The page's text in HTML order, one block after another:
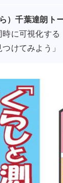
）千葉達朗ト
時に可視化す
けてみよう」